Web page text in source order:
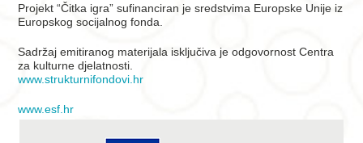
Projekt “Čitka igra” sufinanciran je sredstvima Europske Unije iz
Europskog socijalnog fonda.
Sadržaj emitiranog materijala isključiva je odgovornost Centra
za kulturne djelatnosti.
www.strukturnifondovi.hr
www.esf.hr